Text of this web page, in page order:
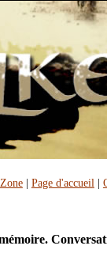
| Page d'accueil |